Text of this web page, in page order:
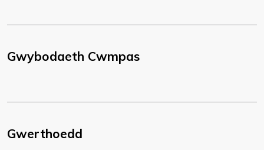
Gwybodaeth Cwmpas
Gwerthoedd